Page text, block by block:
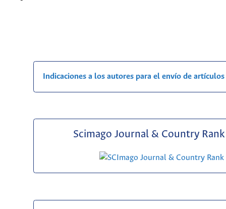
Indicaciones a los autores para el envío de artículos
Scimago Journal & Country Rank